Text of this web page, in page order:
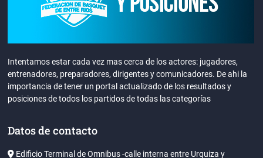
Intentamos estar cada vez mas cerca de los actores: jugadores,
entrenadores, preparadores, dirigentes y comunicadores. De ahi la
importancia de tener un portal actualizado de los resultados y
posiciones de todos los partidos de todas las categorías
Datos de contacto
Edificio Terminal de Omnibus -calle interna entre Urquiza y